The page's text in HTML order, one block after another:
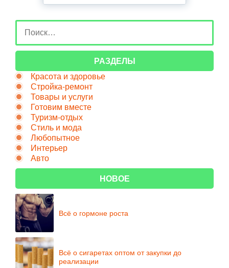
РАЗДЕЛЫ
Красота и здоровье
Стройка-ремонт
Товары и услуги
Готовим вместе
Туризм-отдых
Стиль и мода
Любопытное
Интерьер
Авто
НОВОЕ
Всё о гормоне роста
Всё о сигаретах оптом от закупки до
реализации